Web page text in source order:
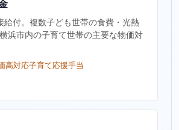
給付。複数子ども世帯の食費・光熱
浜市内の子育て世帯の主要な物価対
高対応子育て応援手当